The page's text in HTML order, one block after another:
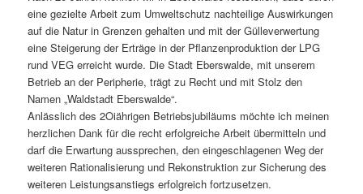
eine gezielte Arbeit zum Umweltschutz nachteilige Auswirkungen
auf die Natur in Grenzen gehalten und mit der Gülleverwertung
eine Steigerung der Erträge in der Pflanzenproduktion der LPG
rund VEG erreicht wurde. Die Stadt Eberswalde, mit unserem
Betrieb an der Peripherie, trägt zu Recht und mit Stolz den
Namen „Waldstadt Eberswalde“.
Anlässlich des 2Oiährigen Betriebsjubiläums möchte ich meinen
herzlichen Dank für die recht erfolgreiche Arbeit übermitteln und
darf die Erwartung aussprechen, den eingeschlagenen Weg der
weiteren Rationalisierung und Rekonstruktion zur Sicherung des
weiteren Leistungsanstiegs erfolgreich fortzusetzen.